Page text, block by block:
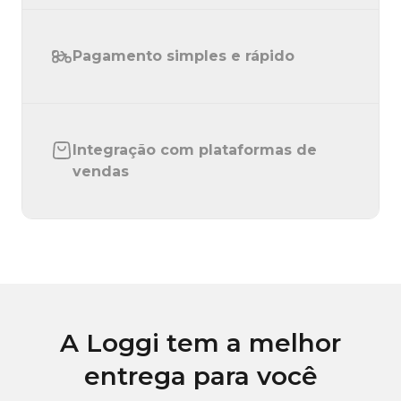
Pagamento simples e rápido
Integração com plataformas de
vendas
A Loggi tem a melhor
entrega para você